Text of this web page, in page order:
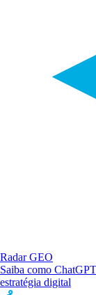
Radar GEO
Saiba como
estratégia digital